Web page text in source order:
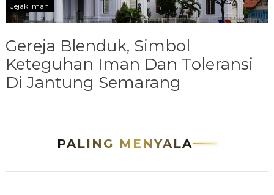
Jejak Iman
Gereja Blenduk, Simbol
Keteguhan Iman Dan Toleransi
Di Jantung Semarang
PALING MENYALA